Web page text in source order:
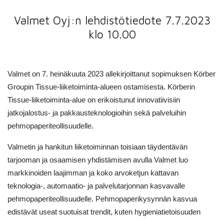
Valmet Oyj:n lehdistötiedote 7.7.2023
klo 10.00
Valmet on 7. heinäkuuta 2023 allekirjoittanut sopimuksen Körber
Groupin Tissue-liiketoiminta-alueen ostamisesta. Körberin
Tissue-liiketoiminta-alue on erikoistunut innovatiivisiin
jatkojalostus- ja pakkausteknologioihin sekä palveluihin
pehmopaperiteollisuudelle.
Valmetin ja hankitun liiketoiminnan toisiaan täydentävän
tarjooman ja osaamisen yhdistämisen avulla Valmet luo
markkinoiden laajimman ja koko arvoketjun kattavan
teknologia-, automaatio- ja palvelutarjonnan kasvavalle
pehmopaperiteollisuudelle. Pehmopaperikysynnän kasvua
edistävät useat suotuisat trendit, kuten hygieniatietoisuuden